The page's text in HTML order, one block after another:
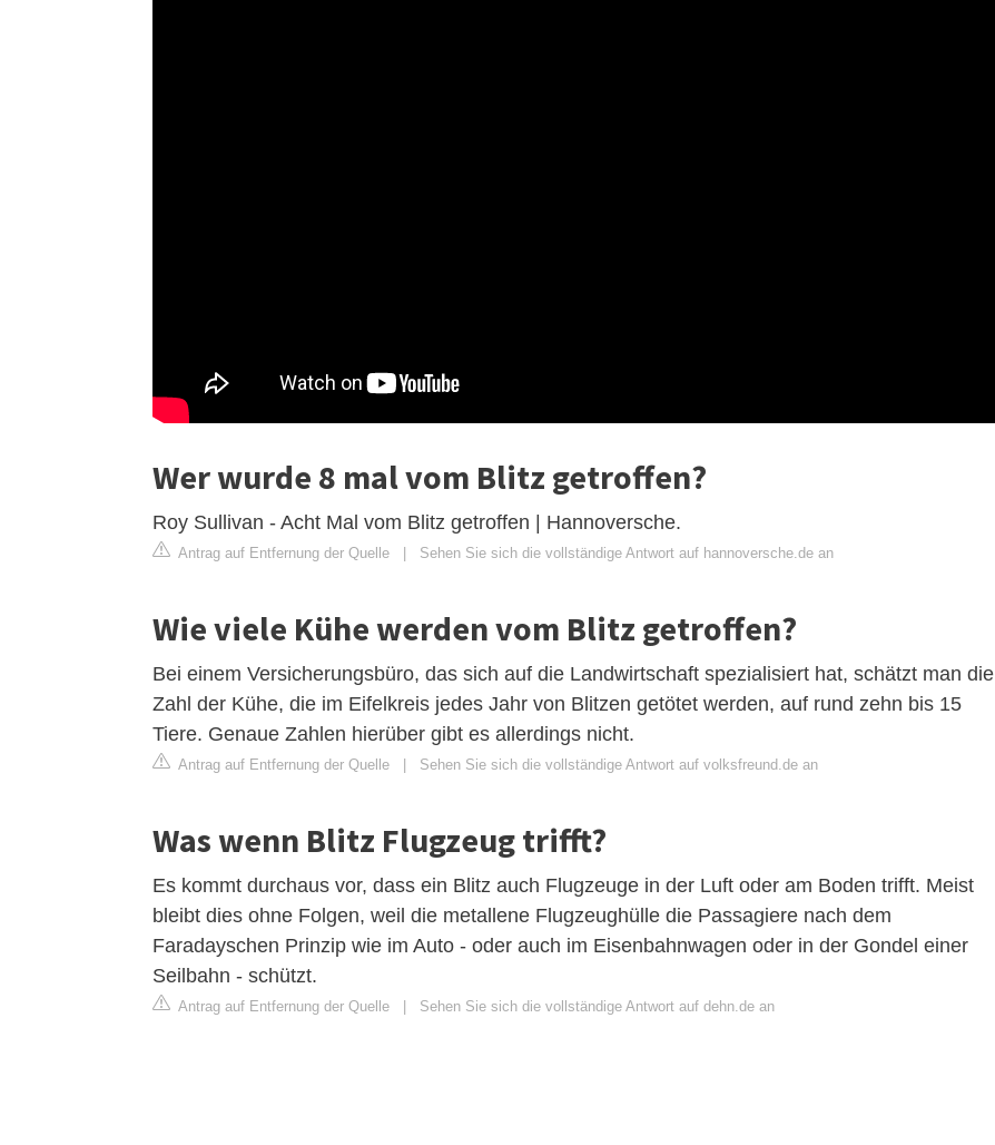
Wer wurde 8 mal vom Blitz getroffen?
Roy Sullivan - Acht Mal vom Blitz getroffen | Hannoversche.
Antrag auf Entfernung der Quelle | Sehen Sie sich die vollständige Antwort auf hannoversche.de an
Wie viele Kühe werden vom Blitz getroffen?
Bei einem Versicherungsbüro, das sich auf die Landwirtschaft spezialisiert hat, schätzt man die
Zahl der Kühe, die im Eifelkreis jedes Jahr von Blitzen getötet werden, auf rund zehn bis 15
Tiere. Genaue Zahlen hierüber gibt es allerdings nicht.
Antrag auf Entfernung der Quelle | Sehen Sie sich die vollständige Antwort auf volksfreund.de an
Was wenn Blitz Flugzeug trifft?
Es kommt durchaus vor, dass ein Blitz auch Flugzeuge in der Luft oder am Boden trifft. Meist
bleibt dies ohne Folgen, weil die metallene Flugzeughülle die Passagiere nach dem
Faradayschen Prinzip wie im Auto - oder auch im Eisenbahnwagen oder in der Gondel einer
Seilbahn - schützt.
Antrag auf Entfernung der Quelle | Sehen Sie sich die vollständige Antwort auf dehn.de an